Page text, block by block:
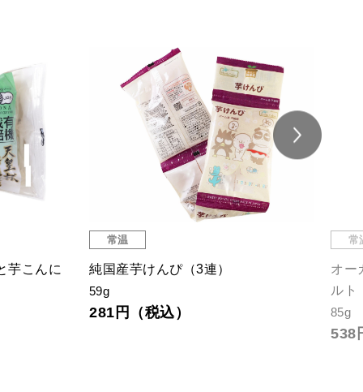
芋こんに
常温
純国産芋けんぴ（3連）
59g
281円（税込）
常
オー
ルト
85g
538